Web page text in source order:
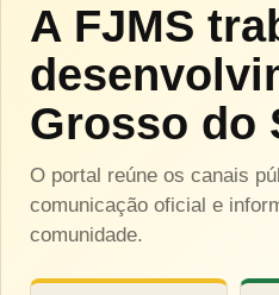
A FJMS
Grosso do
O portal reúne os canais
comunicação oficial e
comunidade.